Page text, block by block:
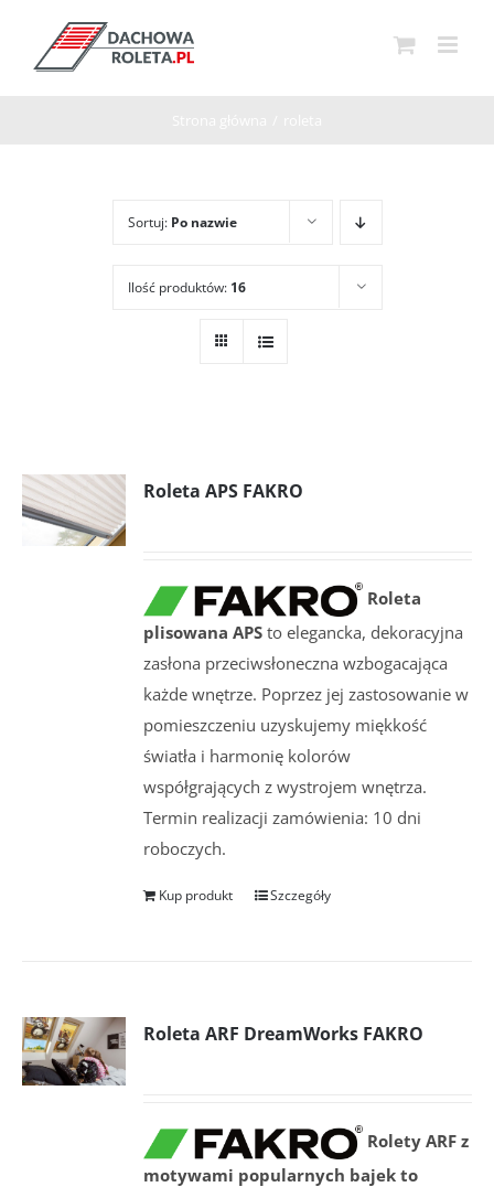
zawartości
Sortuj: Po nazwie
Ilość produktów: 16
Roleta APS FAKRO
Roleta
plisowana APS to elegancka, dekoracyjna
zasłona przeciwsłoneczna wzbogacająca
każde wnętrze. Poprzez jej zastosowanie w
pomieszczeniu uzyskujemy miękkość
światła i harmonię kolorów
współgrających z wystrojem wnętrza.
Termin realizacji zamówienia: 10 dni
roboczych.
Kup produkt Szczegóły
Roleta ARF DreamWorks FAKRO
Rolety ARF z
motywami popularnych bajek to